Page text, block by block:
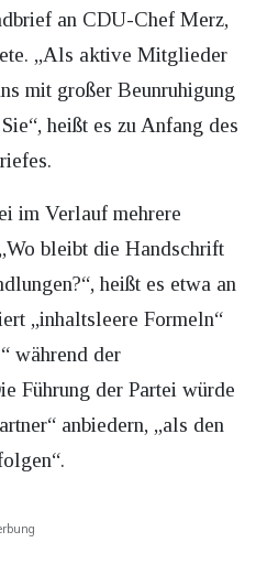
an CDU-Chef Merz,
„Als aktive Mitglieder
mit großer Beunruhigung
heißt es zu Anfang des
im Verlauf mehrere
bleibt die Handschrift
heißt es etwa an
„inhaltsleere Formeln“
während der
Führung der Partei würde
anbiedern, „als den